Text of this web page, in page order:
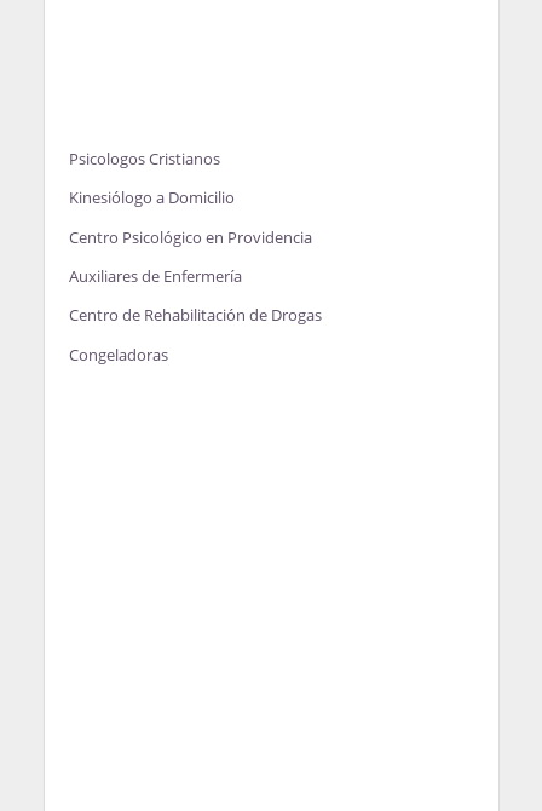
Psicologos Cristianos
Kinesiólogo a Domicilio
Centro Psicológico en Providencia
Auxiliares de Enfermería
Centro de Rehabilitación de Drogas
Congeladoras